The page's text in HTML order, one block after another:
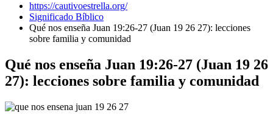
https://cautivoestrella.org/
Significado Bíblico
Qué nos enseña Juan 19:26-27 (Juan 19 26 27): lecciones
sobre familia y comunidad
Qué nos enseña Juan 19:26-27 (Juan 19 26
27): lecciones sobre familia y comunidad